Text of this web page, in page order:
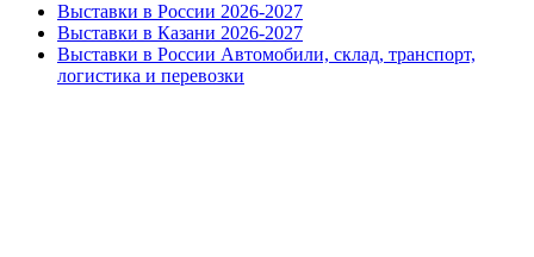
Выставки в России 2026-2027
Выставки в Казани 2026-2027
Выставки в России Автомобили, склад, транспорт,
логистика и перевозки